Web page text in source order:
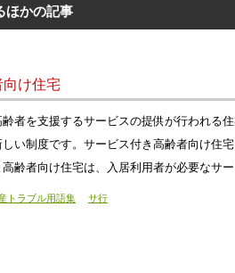
ほかの記事
け住宅
者を支援するサービスの提供が行われる
い制度です。サービス付き高齢者向け住
齢者向け住宅は、入居利用者が必要な
トラブル用語集 サ行